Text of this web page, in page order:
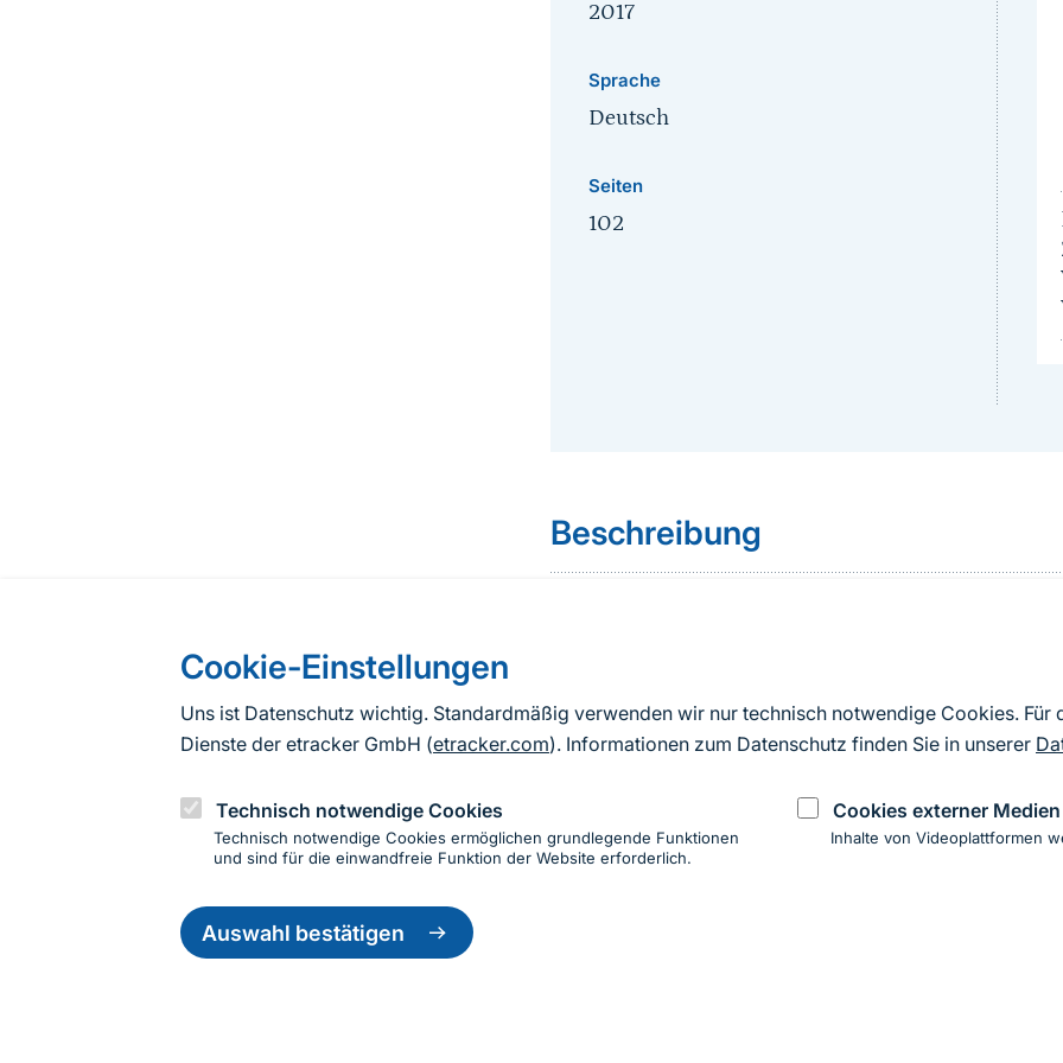
Cookie-Einstellungen
Uns ist Datenschutz wichtig. Standardmäßig verwenden wir nur technisch notwendige Cookies. Für
Dienste der etracker GmbH (etracker.com). Informationen zum Datenschutz finden Sie in unserer
Technisch notwendige Cookies
Technisch notwendige Cookies ermöglichen grundlegende Funktionen
und sind für die einwandfreie Funktion der Website erforderlich.
Cookies externer Medien
Inhalte von Videoplattformen
Auswahl bestätigen
Einwilligung
zurückziehen
2017
Sprache
Deutsch
Seiten
102
Beschreibung
Naturbewusstseinstypen
Kommunikationsempfehlungen
Informationen zur Seite